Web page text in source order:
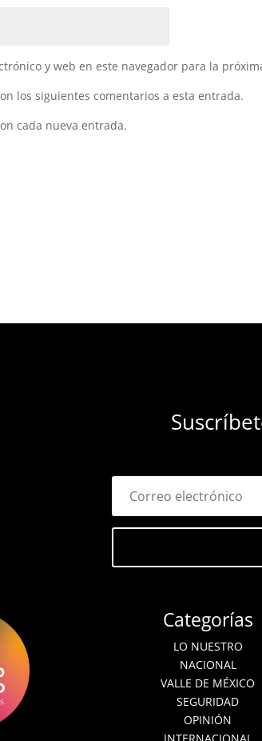
y web en este navegador para la
los siguientes comentarios a esta entrada.
cada nueva entrada.
Categorías
LO NUESTRO
NACIONAL
VALLE DE MÉXICO
SEGURIDAD
OPINIÓN